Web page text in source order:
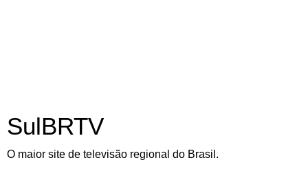
SulBRTV
O maior site de televisão regional do Brasil.